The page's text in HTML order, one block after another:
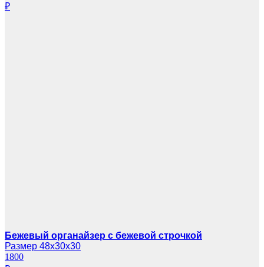
₽
Бежевый органайзер с бежевой строчкой
Размер 48х30х30
1800